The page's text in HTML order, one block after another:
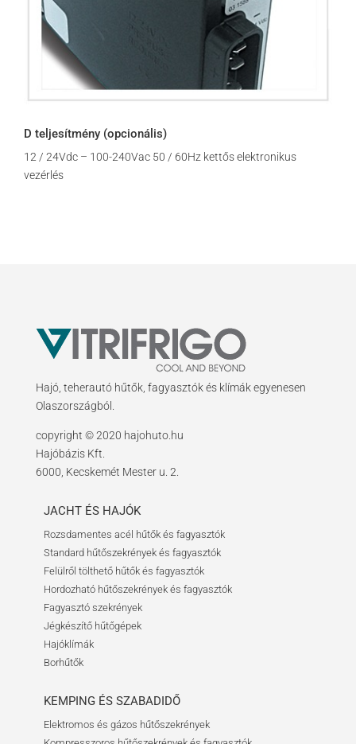
D teljesítmény (opcionális)
12 / 24Vdc – 100-240Vac 50 / 60Hz kettős elektronikus
vezérlés
Hajó, teherautó hűtők, fagyasztók és klímák egyenesen
Olaszországból.
copyright © 2020 hajohuto.hu
Hajóbázis Kft.
6000, Kecskemét Mester u. 2.
JACHT ÉS HAJÓK
Rozsdamentes acél hűtők és fagyasztók
Standard hűtőszekrények és fagyasztók
Felülről tölthető hűtők és fagyasztók
Hordozható hűtőszekrények és fagyasztók
Fagyasztó szekrények
Jégkészítő hűtőgépek
Hajóklímák
Borhűtők
KEMPING ÉS SZABADIDŐ
Elektromos és gázos hűtőszekrények